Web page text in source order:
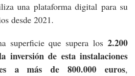
una plataforma digital para su
desde 2021.
superficie que supera los 2.200
inversión de esta instalaciones
a más de 800.000 euros,